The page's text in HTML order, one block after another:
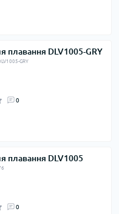
плавання DLV1005-GRY
GRY
0
плавання DLV1005
0